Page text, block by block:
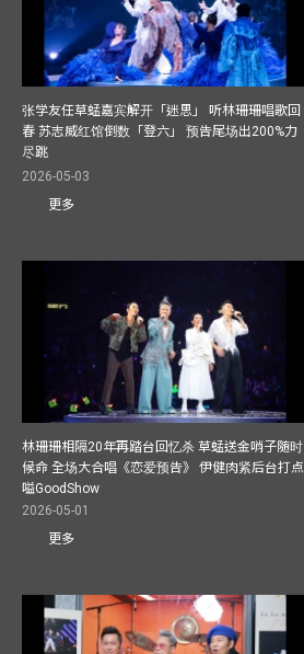
张学友任草蜢嘉宾解开「迷思」 听林珊珊唱歌回
春 苏志威红馆倒数「登六」 预告尾场出200%力
尽跳
2026-05-03
更多
林珊珊相隔20年再踏台回忆杀 草蜢送金哨子随时
候命 全场大合唱《恋爱预告》 伊健肉紧后台打点
嗌GoodShow
2026-05-01
更多